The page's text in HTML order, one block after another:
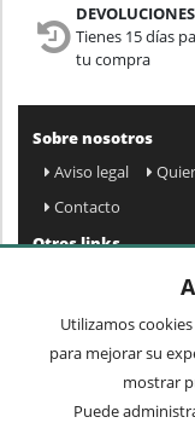
DEVOLUCIONES
Tienes 15 días
tu compra
Sobre nosotros
Aviso legal
Contacto
Otros links
Newsletter
Acepto
Utilizamos
para mejorar su
mostrar
Puede